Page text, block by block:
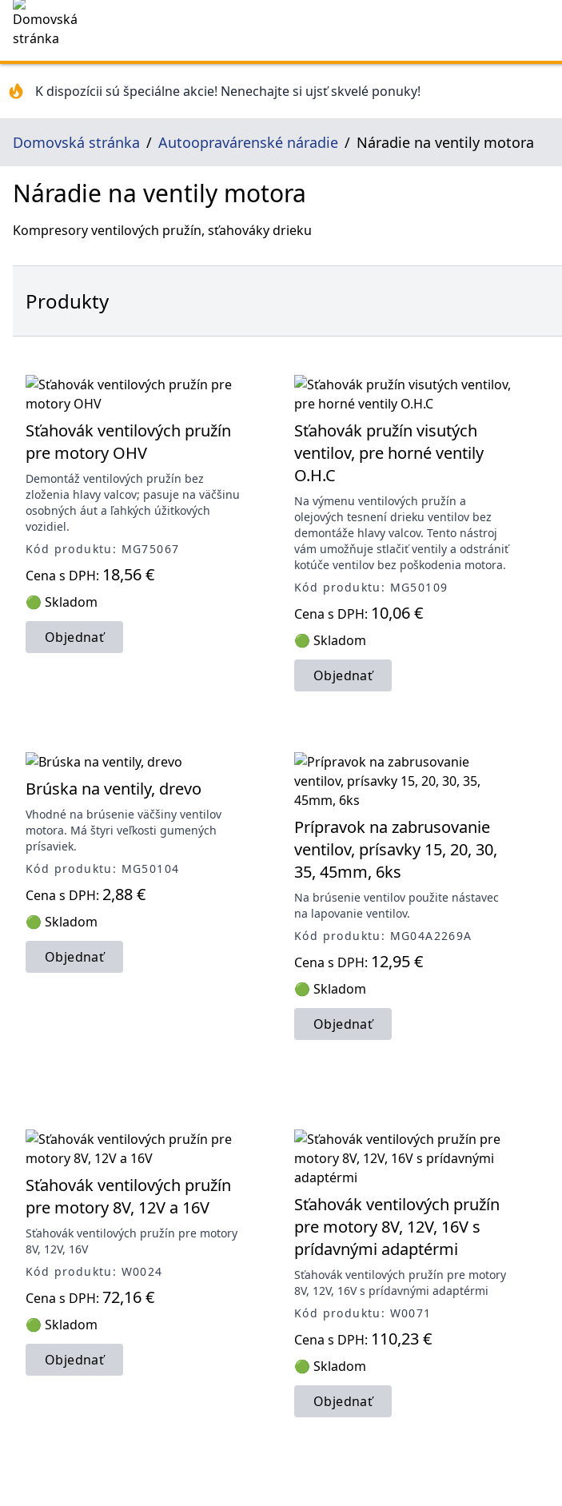
K dispozícii sú špeciálne akcie! Nenechajte si ujsť skvelé ponuky!
Domovská stránka Autoopravárenské náradie Náradie na ventily motora
Náradie na ventily motora
Kompresory ventilových pružín, sťahováky drieku
Produkty
Sťahovák ventilových pružín
pre motory OHV
Demontáž ventilových pružín bez
zloženia hlavy valcov; pasuje na väčšinu
osobných áut a ľahkých úžitkových
vozidiel.
Kód produktu: MG75067
Cena s DPH: 18,56 €
🟢 Skladom
Objednať
Sťahovák pružín visutých
ventilov, pre horné ventily
O.H.C
Na výmenu ventilových pružín a
olejových tesnení drieku ventilov bez
demontáže hlavy valcov. Tento nástroj
vám umožňuje stlačiť ventily a odstrániť
kotúče ventilov bez poškodenia motora.
Kód produktu: MG50109
Cena s DPH: 10,06 €
🟢 Skladom
Objednať
Brúska na ventily, drevo
Vhodné na brúsenie väčšiny ventilov
motora. Má štyri veľkosti gumených
prísaviek.
Kód produktu: MG50104
Cena s DPH: 2,88 €
🟢 Skladom
Objednať
Prípravok na zabrusovanie
ventilov, prísavky 15, 20, 30,
35, 45mm, 6ks
Na brúsenie ventilov použite nástavec
na lapovanie ventilov.
Kód produktu: MG04A2269A
Cena s DPH: 12,95 €
🟢 Skladom
Objednať
Sťahovák ventilových pružín
pre motory 8V, 12V a 16V
Sťahovák ventilových pružín pre motory
8V, 12V, 16V
Kód produktu: W0024
Cena s DPH: 72,16 €
🟢 Skladom
Objednať
Sťahovák ventilových pružín
pre motory 8V, 12V, 16V s
prídavnými adaptérmi
Sťahovák ventilových pružín pre motory
8V, 12V, 16V s prídavnými adaptérmi
Kód produktu: W0071
Cena s DPH: 110,23 €
🟢 Skladom
Objednať